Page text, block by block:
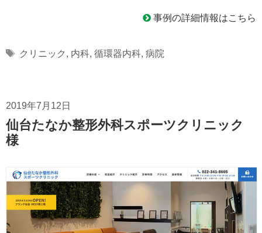
事例の詳細情報はこちら
Tags
クリニック , 内科, 循環器内科, 病院
2019年7月12日
仙台たなか整形外科スポーツクリニック
様